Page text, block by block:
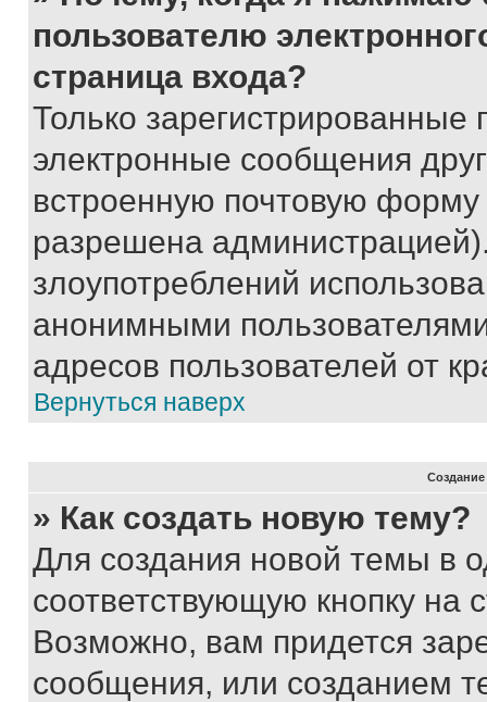
пользователю
страница входа?
Только зарегистрированные
электронные сообщения
встроенную почтовую
разрешена
злоупотреблений
анонимными
адресов пользователей от
Вернуться наверх
» Как создать новую тему?
Для создания новой темы в
соответствующую кнопку
Возможно, вам придется
сообщения, или созданием